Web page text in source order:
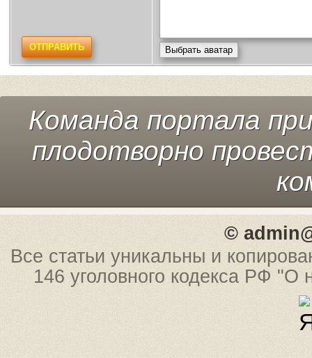
ОТПРАВИТЬ Выбрать аватар
Команда портала
плодотворно
©
Все статьи уникальны и
146 уголовного кодекса РФ